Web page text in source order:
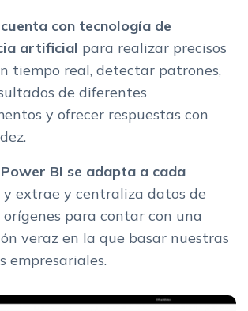
con tecnología de
artificial para realizar precisos
tiempo real, detectar patrones,
de diferentes
y ofrecer respuestas con
BI se adapta a cada
y extrae y centraliza datos de
para contar con una
veraz en la que basar nuestras
empresariales.